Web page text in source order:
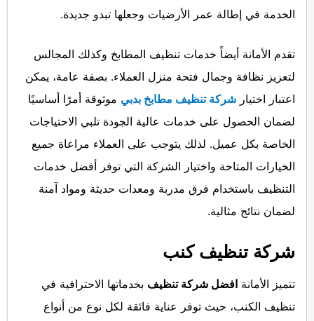
الخدمة في إطالة عمر الأرضيات وجعلها تبدو جديدة.
تقدم الأمانة أيضاً خدمات تنظيف المطابخ وكذلك المجالس
لتعزيز نظافة وجمال فتحة منزل العملاء. بصفة عامة، يمكن
اعتبار اختيار شركة تنظيف مطابخ بدبي موثوقة أمرًا أساسيًا
لضمان الحصول على خدمات عالية الجودة تلبي الاحتياجات
الخاصة بكل عميل. لذلك يتوجب على العملاء مراعاة جميع
الخيارات المتاحة واختيار الشركة التي توفر أفضل خدمات
التنظيف باستخدام فرق مدربة ومعدات حديثة ومواد آمنة
لضمان نتائج مثالية.
شركة تنظيف كنب
تتميز الأمانة افضل شركة تنظيف بخدماتها الاحترافية في
تنظيف الكنب، حيث توفر عناية فائقة لكل نوع من أنواع